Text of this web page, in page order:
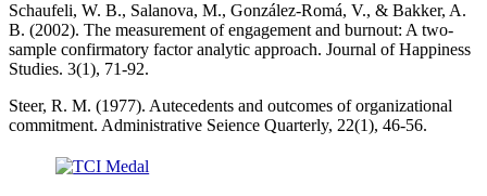
Schaufeli, W. B., Salanova, M., González-Romá, V., & Bakker, A.
B. (2002). The measurement of engagement and burnout: A two-
sample confirmatory factor analytic approach. Journal of Happiness
Studies. 3(1), 71-92.
Steer, R. M. (1977). Autecedents and outcomes of organizational
commitment. Administrative Seience Quarterly, 22(1), 46-56.